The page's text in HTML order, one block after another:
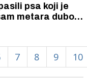
psa koji je
metara duboki
7 8 9 10